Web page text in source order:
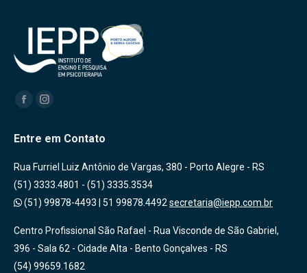
Encontre-nos em:
FacebookInstagram
Entre em Contato
Rua Furriel Luiz Antônio de Vargas, 380 - Porto Alegre - RS
(51) 3333.4801 - (51) 3335.3534
(51) 99878-4493
51 99878.4492 secretaria@iepp.com.br
Centro Profissional São Rafael - Rua Visconde de São Gabriel,
396 - Sala 62 - Cidade Alta - Bento Gonçalves - RS
(54) 99659.1682